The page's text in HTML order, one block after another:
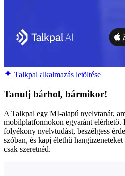
Talkpal alkalmazás letöltése
Tanulj bárhol, bármikor!
A Talkpal egy MI-alapú nyelvtanár,
mobilplatformokon egyaránt elérhető.
folyékony nyelvtudást, beszélgess
szóban, és kapj élethű
csak szeretnéd.